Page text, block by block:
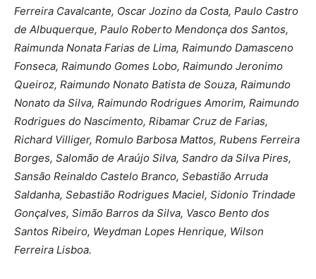
Ferreira Cavalcante, Oscar Jozino da Costa, Paulo Castro
de Albuquerque, Paulo Roberto Mendonça dos Santos,
Raimunda Nonata Farias de Lima, Raimundo Damasceno
Fonseca, Raimundo Gomes Lobo, Raimundo Jeronimo
Queiroz, Raimundo Nonato Batista de Souza, Raimundo
Nonato da Silva, Raimundo Rodrigues Amorim, Raimundo
Rodrigues do Nascimento, Ribamar Cruz de Farias,
Richard Villiger, Romulo Barbosa Mattos, Rubens Ferreira
Borges, Salomão de Araújo Silva, Sandro da Silva Pires,
Sansão Reinaldo Castelo Branco, Sebastião Arruda
Saldanha, Sebastião Rodrigues Maciel, Sidonio Trindade
Gonçalves, Simão Barros da Silva, Vasco Bento dos
Santos Ribeiro, Weydman Lopes Henrique, Wilson
Ferreira Lisboa.